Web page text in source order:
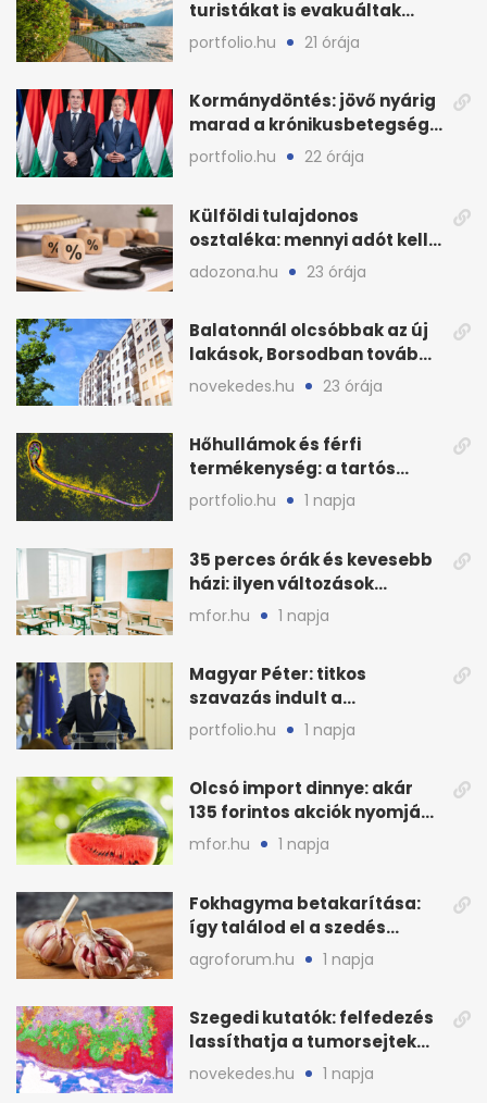
turistákat is evakuáltak
Tignale térségéből
portfolio.hu 21 órája
Kormánydöntés: jövő nyárig
marad a krónikusbetegség-
menedzsment
portfolio.hu 22 órája
Külföldi tulajdonos
osztaléka: mennyi adót kell
levonni 2026-ban?
adozona.hu 23 órája
Balatonnál olcsóbbak az új
lakások, Borsodban tovább
drágulnak
novekedes.hu 23 órája
Hőhullámok és férfi
termékenység: a tartós
hőstressz kimutathatóan
ront
portfolio.hu 1 napja
35 perces órák és kevesebb
házi: ilyen változások
jöhetnek az iskolákban
mfor.hu 1 napja
Magyar Péter: titkos
szavazás indult a
köztársasági elnökjelöltről
portfolio.hu 1 napja
Olcsó import dinnye: akár
135 forintos akciók nyomják
le a piacot
mfor.hu 1 napja
Fokhagyma betakarítása:
így találod el a szedés
legjobb időpontját
agroforum.hu 1 napja
Szegedi kutatók: felfedezés
lassíthatja a tumorsejtek
terjedését
novekedes.hu 1 napja